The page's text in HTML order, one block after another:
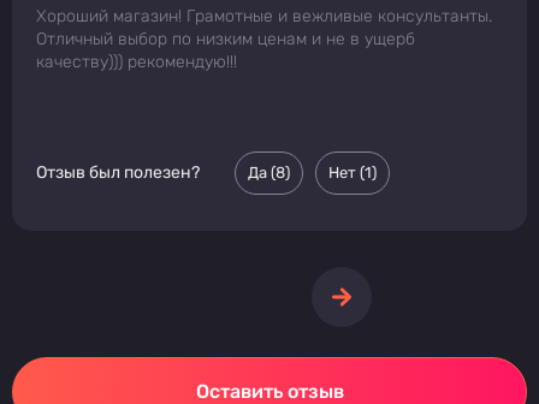
Хороший магазин! Грамотные и вежливые консультанты.
Отличный выбор по низким ценам и не в ущерб
качеству))) рекомендую!!!
Отзыв был полезен? Да (8) Нет (1)
Оставить отзыв